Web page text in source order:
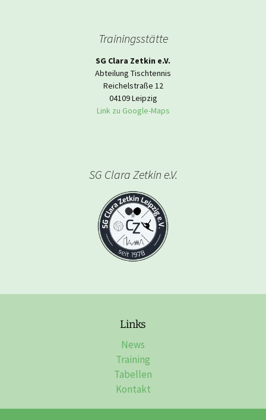
Trainingsstätte
SG Clara Zetkin e.V.
Abteilung Tischtennis
Reichelstraße 12
04109 Leipzig
Link zu Google-Maps
SG Clara Zetkin e.V.
Links
News
Training
Tabellen
Kontakt